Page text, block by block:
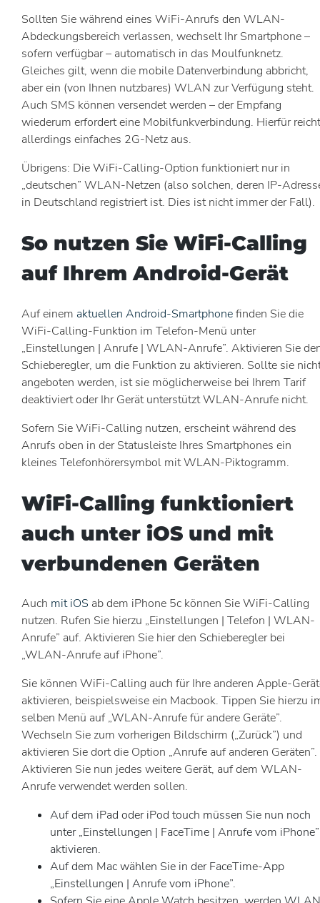
Sollten Sie während eines WiFi-Anrufs den WLAN-
Abdeckungsbereich verlassen, wechselt Ihr Smartphone –
sofern verfügbar – automatisch in das Moulfunknetz.
Gleiches gilt, wenn die mobile Datenverbindung abbricht,
aber ein (von Ihnen nutzbares) WLAN zur Verfügung steht.
Auch SMS können versendet werden – der Empfang
wiederum erfordert eine Mobilfunkverbindung. Hierfür reicht
allerdings einfaches 2G-Netz aus.
Übrigens: Die WiFi-Calling-Option funktioniert nur in
„deutschen” WLAN-Netzen (also solchen, deren IP-
in Deutschland registriert ist. Dies ist nicht immer der Fall).
So nutzen Sie WiFi-Calling
auf Ihrem Android-Gerät
Auf einem aktuellen Android-Smartphonefinden Sie die
WiFi-Calling-Funktion im Telefon-Menü unter
„Einstellungen | Anrufe | WLAN-Anrufe”. Aktivieren Sie
Schieberegler, um die Funktion zu aktivieren. Sollte sie
angeboten werden, ist sie möglicherweise bei Ihrem Tarif
deaktiviert oder Ihr Gerät unterstützt WLAN-Anrufe nicht.
Sofern Sie WiFi-Calling nutzen, erscheint während des
Anrufs oben in der Statusleiste Ihres Smartphones ein
kleines Telefonhörersymbol mit WLAN-Piktogramm.
WiFi-Calling funktioniert
auch unter iOS und mit
verbundenen Geräten
Auch mit iOS ab dem iPhone 5c können Sie WiFi-Calling
nutzen. Rufen Sie hierzu „Einstellungen | Telefon | WLAN-
Anrufe” auf. Aktivieren Sie hier den Schieberegler bei
„WLAN-Anrufe auf iPhone”.
Sie können WiFi-Calling auch für Ihre anderen Apple-
aktivieren, beispielsweise ein Macbook. Tippen Sie hierzu
selben Menü auf „WLAN-Anrufe für andere Geräte”.
Wechseln Sie zum vorherigen Bildschirm („Zurück”) und
aktivieren Sie dort die Option „Anrufe auf anderen Geräten”.
Aktivieren Sie nun jedes weitere Gerät, auf dem WLAN-
Anrufe verwendet werden sollen.
Auf dem iPad oder iPod touch müssen Sie nun noch
unter „Einstellungen | FaceTime | Anrufe vom iPhone”
aktivieren.
Auf dem Mac wählen Sie in der FaceTime-App
„Einstellungen | Anrufe vom iPhone”.